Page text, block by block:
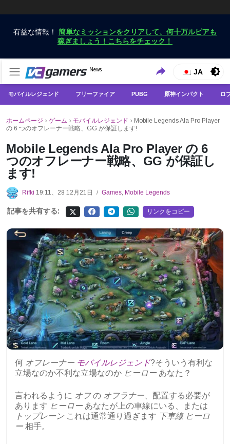
有益な情報！ 簡単なミッションをクリアして、何十万ルピアも
稼ぎましょう！こちらをチェック！
VCGamers ニュース
News
VCGamersだけで最新のゲームニュースを入手
JA
モバイルレジェンド フリーファイア PUBG 原神インパクト ロ
ホームページ › ゲーム › モバイルレジェンド › Mobile Legends Ala Pro Player
の 6 つのオフレーナー戦略、GG が保証します!
Mobile Legends Ala Pro Player の 6
つのオフレーナー戦略、GG が保証し
ます!
Rifki 19:11、28 12月21日 / Games, Mobile Legends
記事を共有する: リンクをコピー
何 オフレーナー モバイルレジェンド?そういう有利な
立場なのか不利な立場なのか ヒーロー あなた？
言われるように オフの オフラナー、配置する必要が
あります ヒーローあなたが上の車線にいる、または
トップレーン これは通常通り過ぎます 下車線 ヒーロ
ー相手。